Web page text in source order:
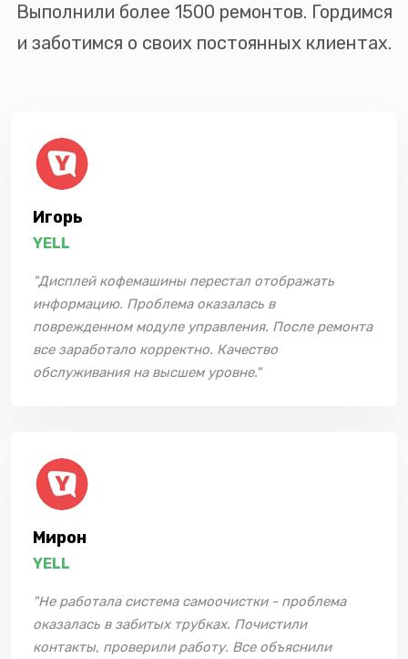
Выполнили более 1500 ремонтов. Гордимся
и заботимся о своих постоянных клиентах.
Игорь
YELL
"Дисплей кофемашины перестал отображать
информацию. Проблема оказалась в
поврежденном модуле управления. После ремонта
все заработало корректно. Качество
обслуживания на высшем уровне."
Мирон
YELL
"Не работала система самоочистки - проблема
оказалась в забитых трубках. Почистили
контакты, проверили работу. Все объяснили